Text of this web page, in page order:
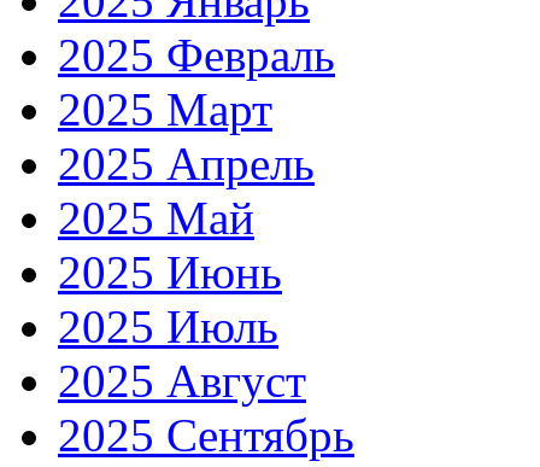
2025 Февраль
2025 Март
2025 Апрель
2025 Май
2025 Июнь
2025 Июль
2025 Август
2025 Сентябрь